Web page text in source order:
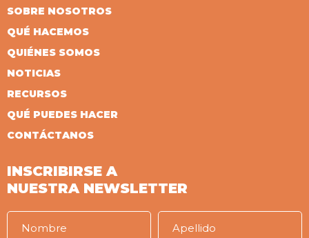
SOBRE NOSOTROS
QUÉ HACEMOS
QUIÉNES SOMOS
NOTICIAS
RECURSOS
QUÉ PUEDES HACER
CONTÁCTANOS
INSCRIBIRSE A
NUESTRA NEWSLETTER